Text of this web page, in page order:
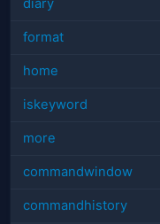
diary
format
home
iskeyword
more
commandwindow
commandhistory